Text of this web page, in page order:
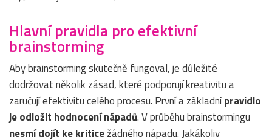
Hlavní pravidla pro efektivní
brainstorming
Aby brainstorming skutečně fungoval, je důležité
dodržovat několik zásad, které podporují kreativitu a
zaručují efektivitu celého procesu. První a základnípravidlo
je odložit hodnocení nápadů. V průběhu brainstormingu
nesmí dojít ke kriticežádného nápadu. Jakákoliv